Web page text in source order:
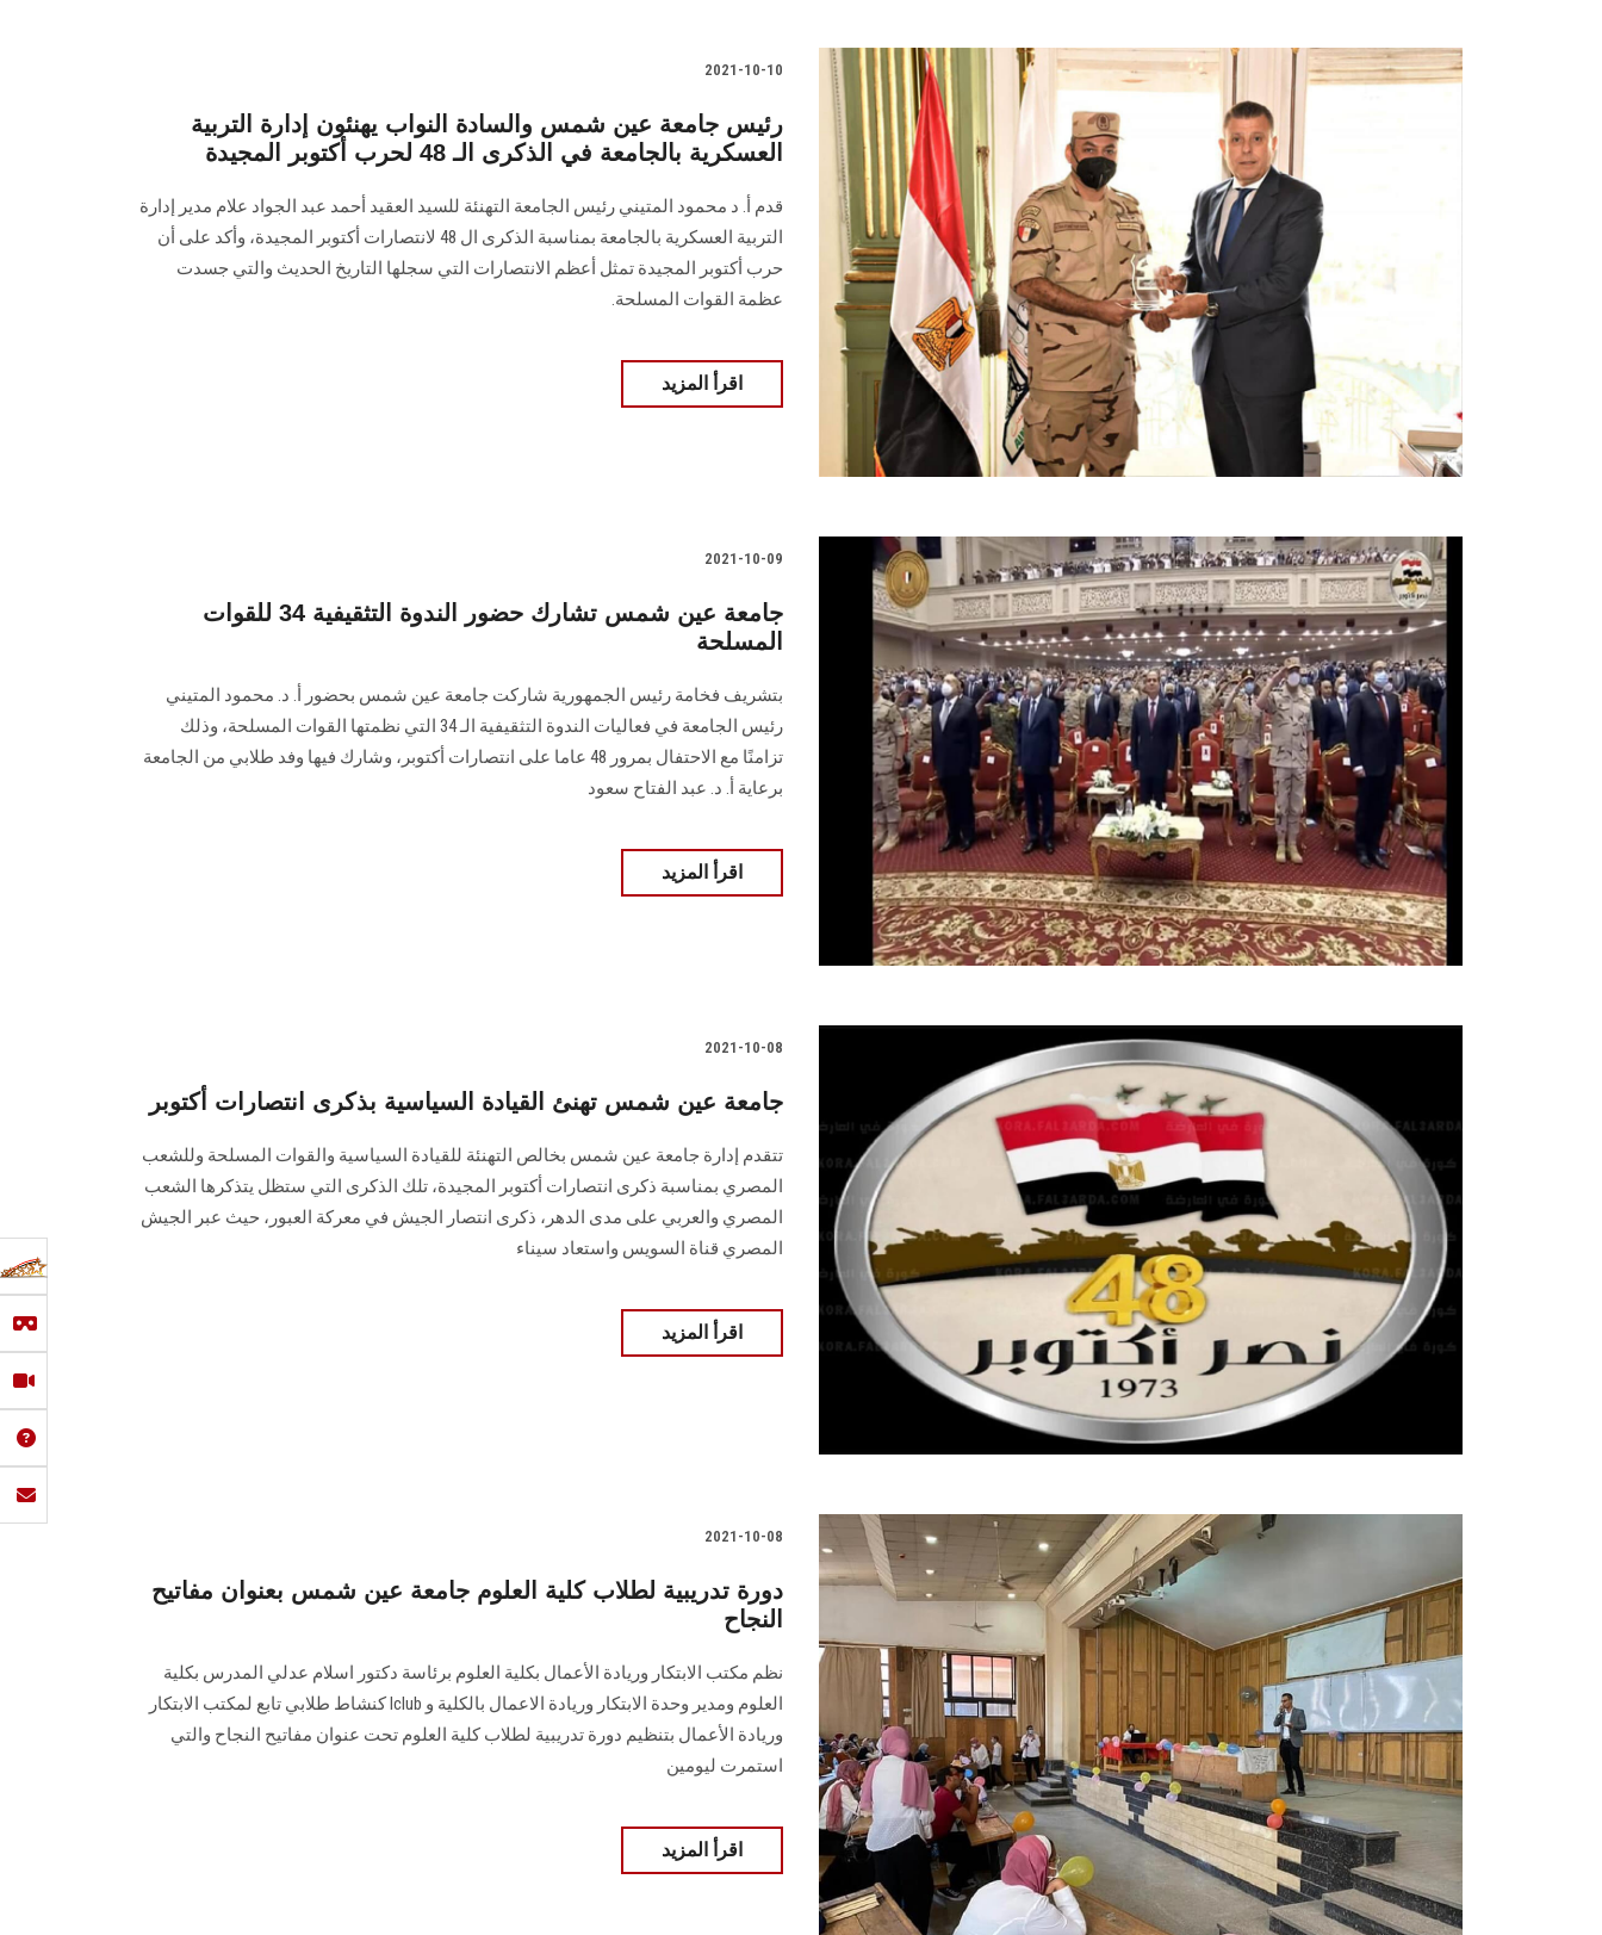
2021-10-10
رئيس جامعة عين شمس والسادة النواب يهنئون إدارة التربية
العسكرية بالجامعة في الذكرى الـ 48 لحرب أكتوبر المجيدة
قدم أ. د محمود المتيني رئيس الجامعة التهنئة للسيد العقيد أحمد عبد الجواد علام مدير إدارة
التربية العسكرية بالجامعة بمناسبة الذكرى ال 48 لانتصارات أكتوبر المجيدة، وأكد على أن
حرب أكتوبر المجيدة تمثل أعظم الانتصارات التي سجلها التاريخ الحديث والتي جسدت
عظمة القوات المسلحة.
اقرأ المزيد
2021-10-09
جامعة عين شمس تشارك حضور الندوة التثقيفية 34 للقوات
المسلحة
بتشريف فخامة رئيس الجمهورية شاركت جامعة عين شمس بحضور أ. د. محمود المتيني
رئيس الجامعة في فعاليات الندوة التثقيفية الـ 34 التي نظمتها القوات المسلحة، وذلك
تزامنًا مع الاحتفال بمرور 48 عاما على انتصارات أكتوبر، وشارك فيها وفد طلابي من الجامعة
برعاية أ. د. عبد الفتاح سعود
اقرأ المزيد
2021-10-08
جامعة عين شمس تهنئ القيادة السياسية بذكرى انتصارات أكتوبر
تتقدم إدارة جامعة عين شمس بخالص التهنئة للقيادة السياسية والقوات المسلحة وللشعب
المصري بمناسبة ذكرى انتصارات أكتوبر المجيدة، تلك الذكرى التي ستظل يتذكرها الشعب
المصري والعربي على مدى الدهر، ذكرى انتصار الجيش في معركة العبور، حيث عبر الجيش
المصري قناة السويس واستعاد سيناء
اقرأ المزيد
2021-10-08
دورة تدريبية لطلاب كلية العلوم جامعة عين شمس بعنوان مفاتيح
النجاح
نظم مكتب الابتكار وريادة الأعمال بكلية العلوم برئاسة دكتور اسلام عدلي المدرس بكلية
العلوم ومدير وحدة الابتكار وريادة الاعمال بالكلية و Iclub كنشاط طلابي تابع لمكتب الابتكار
وريادة الأعمال بتنظيم دورة تدريبية لطلاب كلية العلوم تحت عنوان مفاتيح النجاح والتي
استمرت ليومين
اقرأ المزيد